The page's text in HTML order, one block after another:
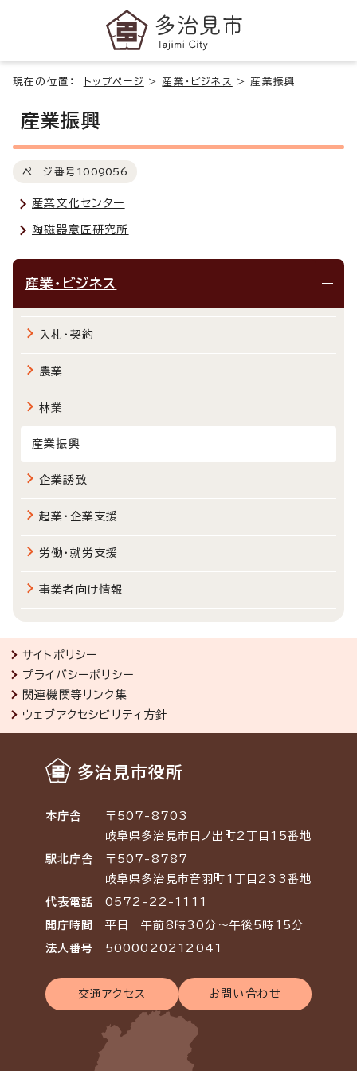
現在の位置： トップページ > 産業・ビジネス > 産業振興
産業振興
ページ番号 1009056
産業文化センター
陶磁器意匠研究所
産業・ビジネス
入札・契約
農業
林業
産業振興
企業誘致
起業・企業支援
労働・就労支援
事業者向け情報
サイトポリシー
プライバシーポリシー
関連機関等リンク集
ウェブアクセシビリティ方針
多治見市役所
本庁舎
〒507-8703
岐阜県多治見市日ノ出町2丁目15番地
駅北庁舎
〒507-8787
岐阜県多治見市音羽町1丁目233番地
代表電話 0572-22-1111
開庁時間 平日 午前8時30分～午後5時15分
法人番号 5000020212041
交通アクセス お問い合わせ